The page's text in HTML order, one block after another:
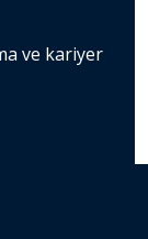
ve kariyer